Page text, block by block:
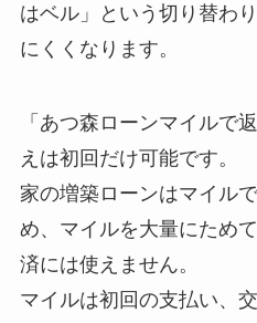
はベル」という切り替わ
にくくなります。
「あつ森ローンマイルで
えは初回だけ可能です。
家の増築ローンはマイル
め、マイルを大量にため
済には使えません。
マイルは初回の支払い、